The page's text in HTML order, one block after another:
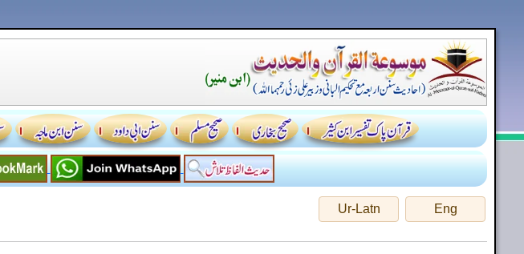
Eng
Ur-Latn